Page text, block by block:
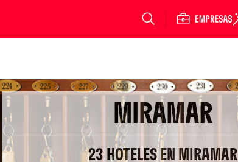
MIRAMAR
23 HOTELES EN MIRAMAR